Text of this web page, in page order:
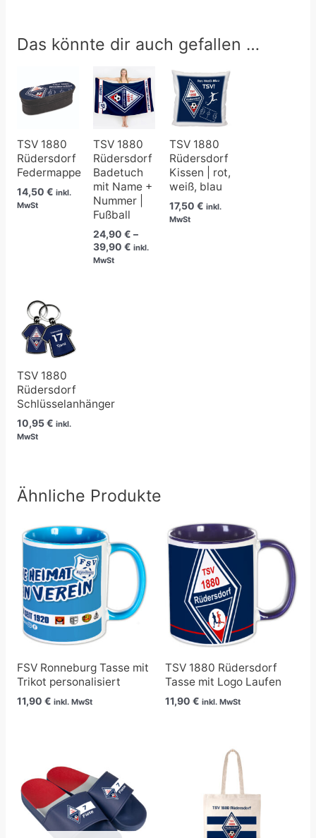
Das könnte dir auch gefallen …
TSV 1880
Rüdersdorf
Federmappe
14,50 € inkl.
MwSt
TSV 1880
Rüdersdorf
Badetuch
mit Name +
Nummer |
Fußball
24,90€ –
39,90€
Preisspanne:
24,90 €
bis
39,90 €
inkl.
MwSt
TSV 1880
Rüdersdorf
Kissen | rot,
weiß, blau
17,50€ inkl.
MwSt
TSV 1880
Rüdersdorf
Schlüsselanhänger
10,95€ inkl.
MwSt
Ähnliche Produkte
FSV Ronneburg Tasse mit
Trikot personalisiert
11,90 € inkl. MwSt
TSV 1880 Rüdersdorf
Tasse mit Logo Laufen
11,90 € inkl. MwSt